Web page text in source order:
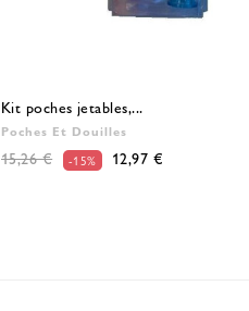
Kit poches jetables,...
Poches Et Douilles
15,26 € -15% 12,97 €